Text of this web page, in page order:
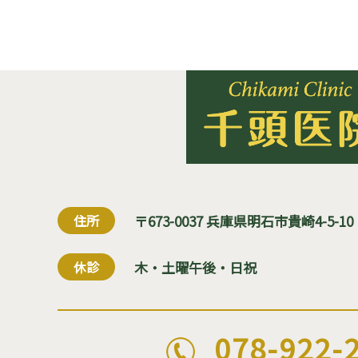
住所 〒673-0037 兵庫県明石市貴崎4-5-10
休診 木・土曜午後・日祝
078-922-